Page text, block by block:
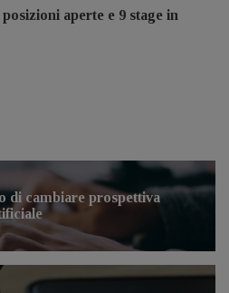
aperte e 9 stage in
di cambiare prospettiva